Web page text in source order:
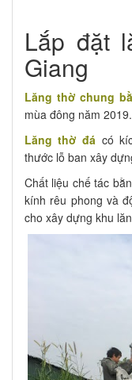
Lắp đặt
Giang
Lăng thờ chung
mùa đông năm 2019.
Lăng thờ đá có
thước lỗ ban xây
Chất liệu chế tác
kính rêu phong và
cho xây dựng khu